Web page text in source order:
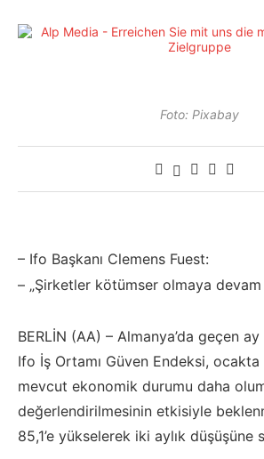
Foto: Pixabay
– Ifo Başkanı Clemens Fuest:
– „Şirketler kötümser olmaya
BERLİN (AA) – Almanya’da geçen
Ifo İş Ortamı Güven Endeksi,
mevcut ekonomik durumu daha
değerlendirilmesinin etkisiyle
85,1’e yükselerek iki aylık düşüşüne